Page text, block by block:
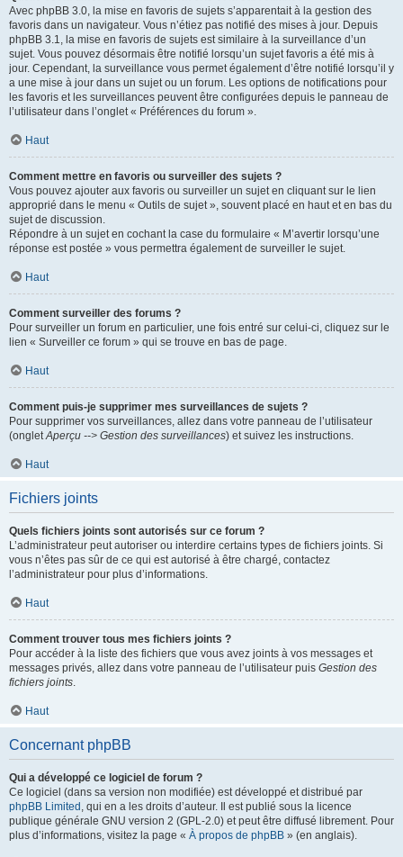
Avec phpBB 3.0, la mise en favoris de sujets s’apparentait à la gestion des
favoris dans un navigateur. Vous n’étiez pas notifié des mises à jour. Depuis
phpBB 3.1, la mise en favoris de sujets est similaire à la surveillance d’un
sujet. Vous pouvez désormais être notifié lorsqu’un sujet favoris a été mis à
jour. Cependant, la surveillance vous permet également d’être notifié lorsqu’il y
a une mise à jour dans un sujet ou un forum. Les options de notifications pour
les favoris et les surveillances peuvent être configurées depuis le panneau de
l’utilisateur dans l’onglet « Préférences du forum ».
Haut
Comment mettre en favoris ou surveiller des sujets ?
Vous pouvez ajouter aux favoris ou surveiller un sujet en cliquant sur le lien
approprié dans le menu « Outils de sujet », souvent placé en haut et en bas du
sujet de discussion.
Répondre à un sujet en cochant la case du formulaire « M’avertir lorsqu’une
réponse est postée » vous permettra également de surveiller le sujet.
Haut
Comment surveiller des forums ?
Pour surveiller un forum en particulier, une fois entré sur celui-ci, cliquez sur le
lien « Surveiller ce forum » qui se trouve en bas de page.
Haut
Comment puis-je supprimer mes surveillances de sujets ?
Pour supprimer vos surveillances, allez dans votre panneau de l’utilisateur
(ongletAperçu --> Gestion des surveillances) et suivez les instructions.
Haut
Fichiers joints
Quels fichiers joints sont autorisés sur ce forum ?
L’administrateur peut autoriser ou interdire certains types de fichiers joints. Si
vous n’êtes pas sûr de ce qui est autorisé à être chargé, contactez
l’administrateur pour plus d’informations.
Haut
Comment trouver tous mes fichiers joints ?
Pour accéder à la liste des fichiers que vous avez joints à vos messages et
messages privés, allez dans votre panneau de l’utilisateur puis Gestion des
fichiers joints.
Haut
Concernant phpBB
Qui a développé ce logiciel de forum ?
Ce logiciel (dans sa version non modifiée) est développé et distribué par
phpBB Limited , qui en a les droits d’auteur. Il est publié sous la licence
publique générale GNU version 2 (GPL-2.0) et peut être diffusé librement. Pour
plus d’informations, visitez la page « À propos de phpBB » (en anglais).